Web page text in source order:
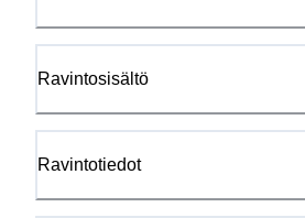
Ravintosisältö
Ravintotiedot